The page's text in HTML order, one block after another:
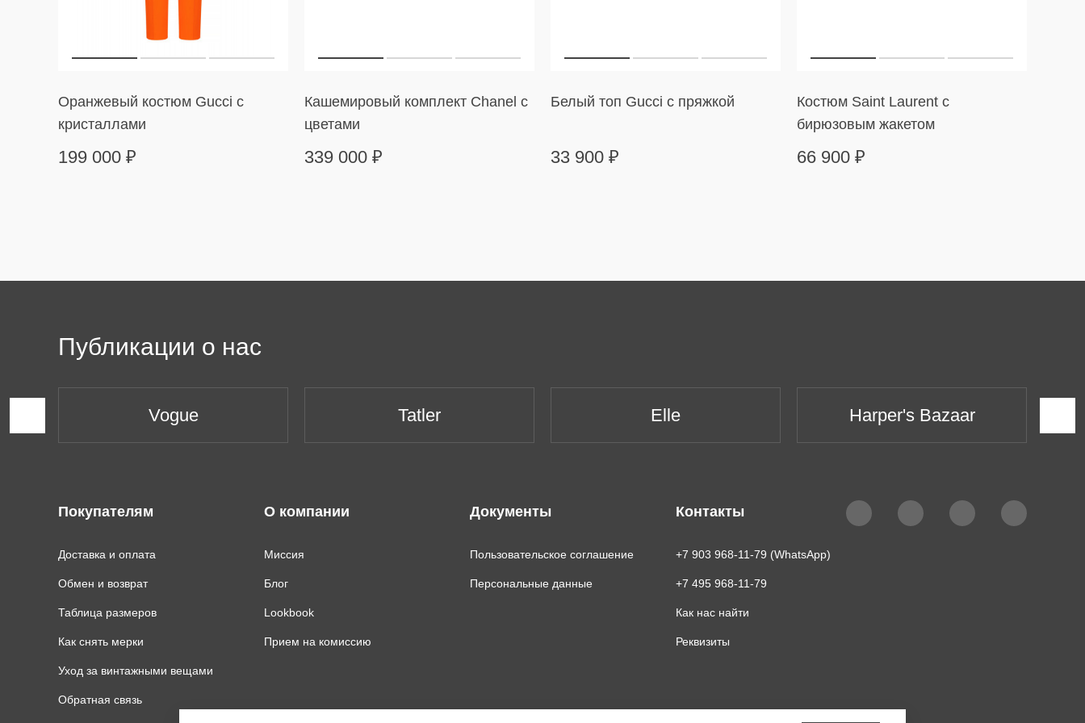
Оранжевый костюм Gucci с
кристаллами
199 000 ₽
Кашемировый комплект Chanel с
цветами
339 000 ₽
Белый топ Gucci с пряжкой
33 900 ₽
Костюм Saint Laurent с
бирюзовым жакетом
66 900 ₽
Публикации о нас
Vogue Tatler Elle Harper's Bazaar
Покупателям
Доставка и оплата
Обмен и возврат
Таблица размеров
Как снять мерки
Уход за винтажными вещами
Обратная связь
О компании
Миссия
Блог
Lookbook
Прием на комиссию
Документы
Пользовательское соглашение
Персональные данные
Контакты
+7 903 968-11-79 (WhatsApp)
+7 495 968-11-79
Как нас найти
Реквизиты